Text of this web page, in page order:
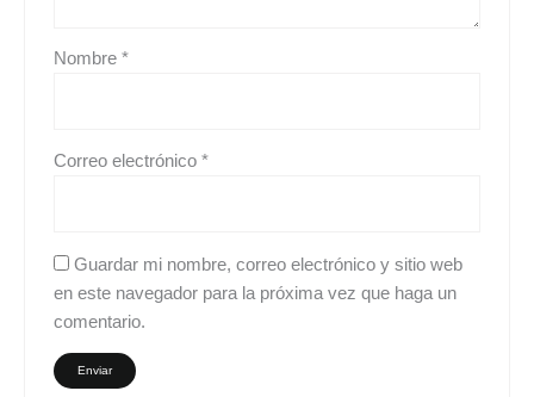
Nombre*
Correo electrónico*
Guardar mi nombre, correo electrónico y sitio web
en este navegador para la próxima vez que haga un
comentario.